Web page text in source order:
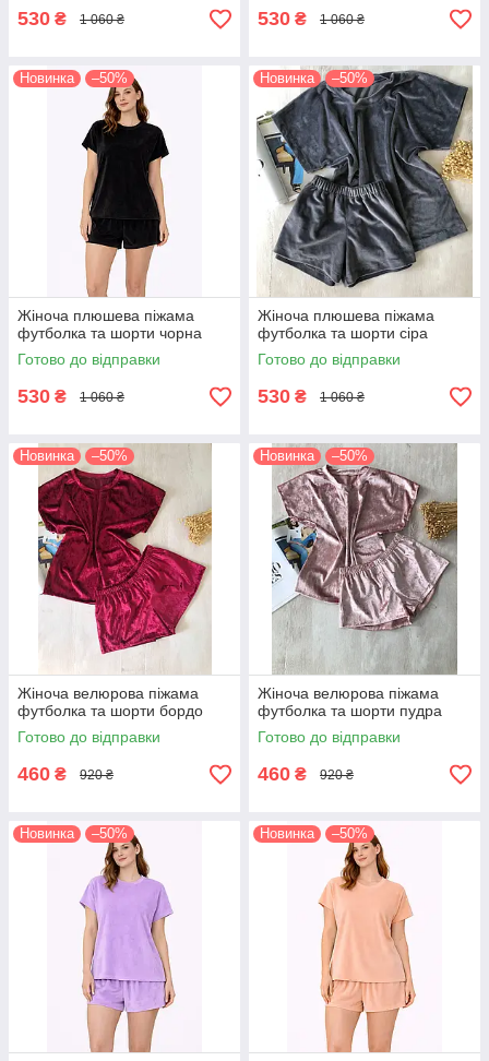
530 ₴ 1 060 ₴ 530 ₴ 1 060 ₴
Новинка –50%
Жіноча плюшева піжама
футболка та шорти чорна
Готово до відправки
530 ₴ 1 060 ₴
Новинка –50%
Жіноча плюшева піжама
футболка та шорти сіра
Готово до відправки
530 ₴ 1 060 ₴
Новинка –50%
Жіноча велюрова піжама
футболка та шорти бордо
Готово до відправки
460 ₴ 920 ₴
Новинка –50%
Жіноча велюрова піжама
футболка та шорти пудра
Готово до відправки
460 ₴ 920 ₴
Новинка –50% Новинка –50%